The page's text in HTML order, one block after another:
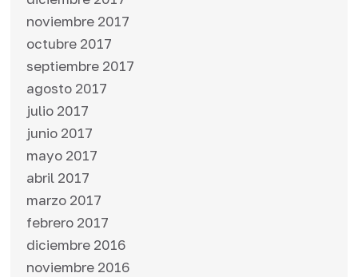
noviembre 2017
octubre 2017
septiembre 2017
agosto 2017
julio 2017
junio 2017
mayo 2017
abril 2017
marzo 2017
febrero 2017
diciembre 2016
noviembre 2016